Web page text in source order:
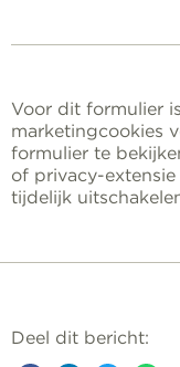
Voor dit formulier
marketingcookies
formulier te
of privacy-
tijdelijk
Deel dit bericht: